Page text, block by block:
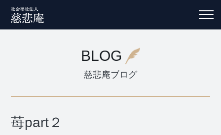
BLOG
慈悲庵ブログ
苺part２